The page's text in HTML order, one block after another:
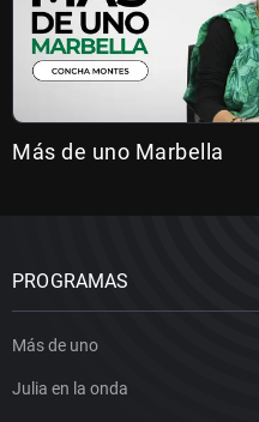
Más de uno Marbella
PROGRAMAS
Más de uno
Julia en la onda